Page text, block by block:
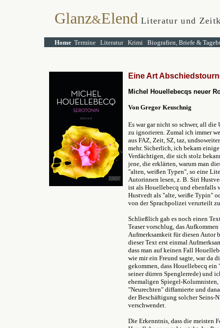
Glanz&Elend Literatur und
Home Termine Literatur Krimi Biografien, Briefe &
Eine Art
Michel Houellebecqs neuer
Von Gregor Keuschnig
Es war gar nicht so schwer, all
zu ignorieren. Zumal ich immer
aus FAZ, Zeit, SZ, taz,
mehr. Sicherlich, ich bekam
Verdächtigen, die sich stolz
jene, die erklärten, warum man
"alten, weißen Typen", so eine
Autorinnen lesen, z. B. Siri
ist als Houellebecq und ebenfalls
Hustvedt als "alte, weiße Typin"
von der Sprachpolizei verurteilt
Schließlich gab es noch einen
Teaser vorschlug, das
Aufmerksamkeit für diesen Autor
dieser Text erst einmal
dass man auf keinen Fall
wie mir ein Freund sagte, war da
gekommen, dass Houellebecq
seiner dürren Spenglerrede) und
ehemaligen Spiegel-
"Neurechten" diffamierte und
der Beschäftigung solcher Seins-
verschwendet.
Die Erkenntnis, dass die meisten